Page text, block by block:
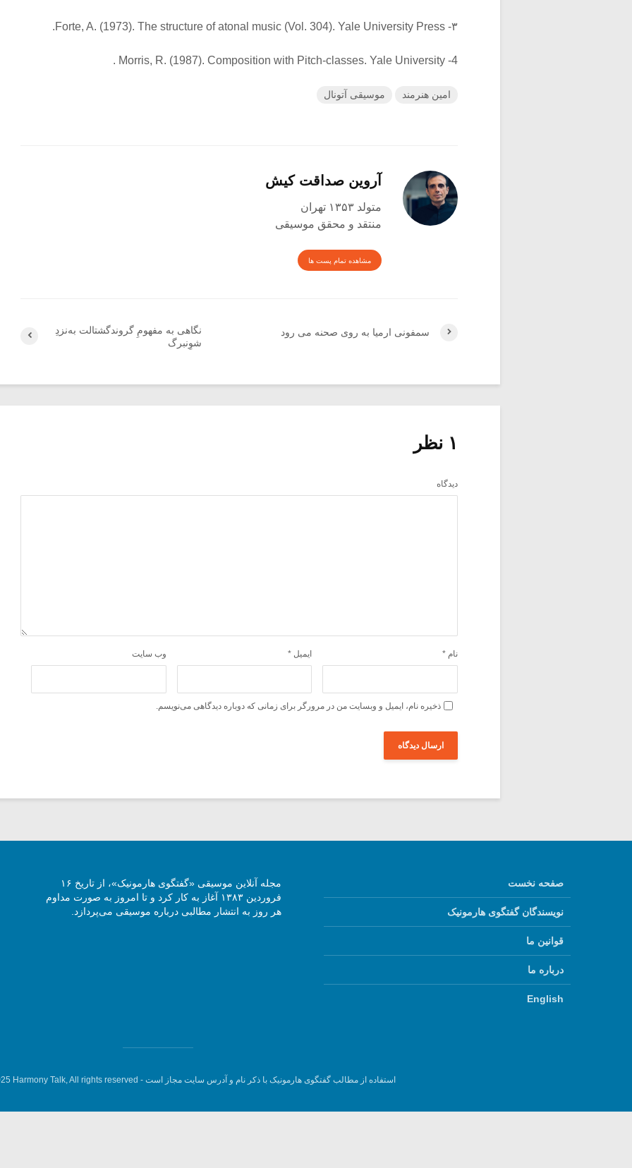
۳- Forte, A. (1973). The structure of atonal music (Vol. 304). Yale University Press.
4- Morris, R. (1987). Composition with Pitch-classes. Yale University .
امین هنرمند موسیقی آتونال
آروین صداقت کیش
متولد ۱۳۵۳ تهران
منتقد و محقق موسیقی
مشاهده تمام پست ها
نگاهی به مفهومِ گروندگشتالت به‌نزدِ
شوِنبرگ
سمفونی ارمیا به روی صحنه می رود
۱ نظر
دیدگاه
نام * ایمیل * وب‌ سایت
ذخیره نام، ایمیل و وبسایت من در مرورگر برای زمانی که دوباره دیدگاهی می‌نویسم.
صفحه نخست
نویسندگان گفتگوی هارمونیک
قوانین ما
درباره ما
English
مجله آنلاین موسیقی «گفتگوی هارمونیک»، از تاریخ ۱۶
فروردین ۱۳۸۳ آغاز به کار کرد و تا امروز به صورت مداوم
هر روز به انتشار مطالبی درباره موسیقی می‌پردازد.
استفاده از مطالب گفتگوی هارمونیک با ذکر نام و آدرس سایت مجاز است - Harmony Talk, All rights reserved.